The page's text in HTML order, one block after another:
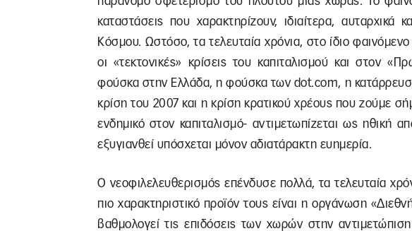
καταστάσεις που χαρακτηρίζουν, ιδιαίτερα, αυταρχικά
Κόσμου. Ωστόσο, τα τελευταία χρόνια, στο ίδιο
οι «τεκτονικές» κρίσεις του καπιταλισμού και στον
φούσκα στην Ελλάδα, η φούσκα των dot.com, η
κρίση του 2007 και η κρίση κρατικού χρέους που ζούμε
ενδημικό στον καπιταλισμό- αντιμετωπίζεται ως ηθική
εξυγιανθεί υπόσχεται μόνον αδιατάρακτη ευημερία.
Ο νεοφιλελευθερισμός επένδυσε πολλά, τα τελευταία
πιο χαρακτηριστικό προϊόν τους είναι η οργάνωση
βαθμολογεί τις επιδόσεις των χωρών στην